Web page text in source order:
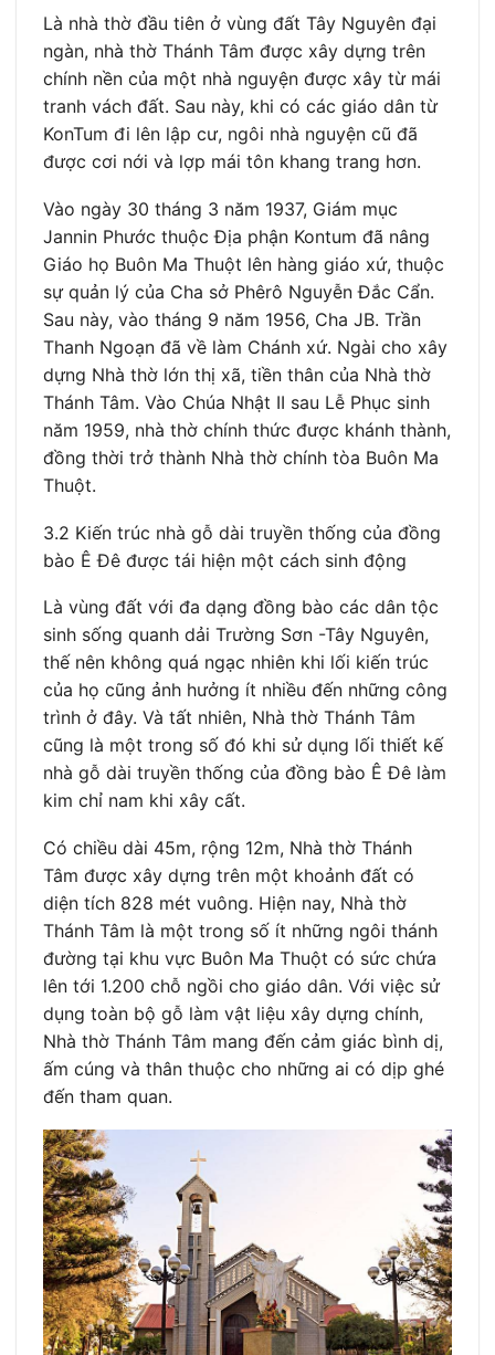
Là nhà thờ đầu tiên ở vùng đất Tây Nguyên đại
ngàn, nhà thờ Thánh Tâm được xây dựng trên
chính nền của một nhà nguyện được xây từ mái
tranh vách đất. Sau này, khi có các giáo dân từ
KonTum đi lên lập cư, ngôi nhà nguyện cũ đã
được cơi nới và lợp mái tôn khang trang hơn.
Vào ngày 30 tháng 3 năm 1937, Giám mục
Jannin Phước thuộc Địa phận Kontum đã nâng
Giáo họ Buôn Ma Thuột lên hàng giáo xứ, thuộc
sự quản lý của Cha sở Phêrô Nguyễn Đắc Cẩn.
Sau này, vào tháng 9 năm 1956, Cha JB. Trần
Thanh Ngoạn đã về làm Chánh xứ. Ngài cho xây
dựng Nhà thờ lớn thị xã, tiền thân của Nhà thờ
Thánh Tâm. Vào Chúa Nhật II sau Lễ Phục sinh
năm 1959, nhà thờ chính thức được khánh thành,
đồng thời trở thành Nhà thờ chính tòa Buôn Ma
Thuột.
3.2 Kiến trúc nhà gỗ dài truyền thống của đồng
bào Ê Đê được tái hiện một cách sinh động
Là vùng đất với đa dạng đồng bào các dân tộc
sinh sống quanh dải Trường Sơn -Tây Nguyên,
thế nên không quá ngạc nhiên khi lối kiến trúc
của họ cũng ảnh hưởng ít nhiều đến những công
trình ở đây. Và tất nhiên, Nhà thờ Thánh Tâm
cũng là một trong số đó khi sử dụng lối thiết kế
nhà gỗ dài truyền thống của đồng bào Ê Đê làm
kim chỉ nam khi xây cất.
Có chiều dài 45m, rộng 12m, Nhà thờ Thánh
Tâm được xây dựng trên một khoảnh đất có
diện tích 828 mét vuông. Hiện nay, Nhà thờ
Thánh Tâm là một trong số ít những ngôi thánh
đường tại khu vực Buôn Ma Thuột có sức chứa
lên tới 1.200 chỗ ngồi cho giáo dân. Với việc sử
dụng toàn bộ gỗ làm vật liệu xây dựng chính,
Nhà thờ Thánh Tâm mang đến cảm giác bình dị,
ấm cúng và thân thuộc cho những ai có dịp ghé
đến tham quan.